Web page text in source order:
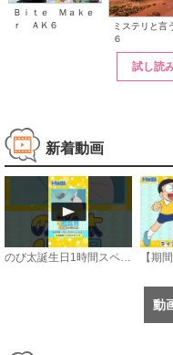
Ｂｉｔｅ Ｍａｋｅ
ｒ ＡＫ６
ミステリと言
６
試し読
新着動画
のび太誕生日1時間スペシャル【8月8日〜21日まで公開中】
動